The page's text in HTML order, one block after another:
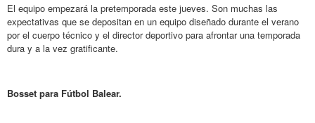
El equipo empezará la pretemporada este jueves. Son muchas las
expectativas que se depositan en un equipo diseñado durante el verano
por el cuerpo técnico y el director deportivo para afrontar una temporada
dura y a la vez gratificante.
Bosset para Fútbol Balear.